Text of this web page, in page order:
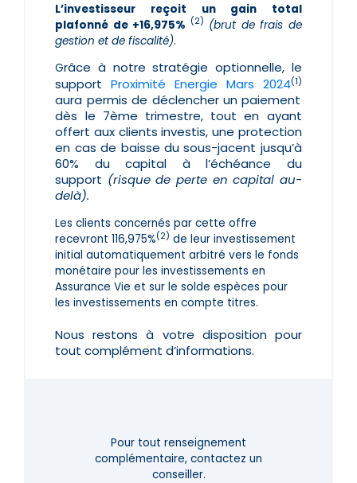
L’investisseur reçoit un gain total
plafonné de +16,975% (2) (brut de frais de
gestion et de fiscalité).
Grâce à notre stratégie optionnelle, le
supportProximité Energie Mars 2024(1)
aura permis de déclencher un paiement
dès le 7ème trimestre, tout en ayant
offert aux clients investis, une protection
en cas de baisse du sous-jacent jusqu’à
60% du capital à l’échéance du
support (risque de perte en capital au-
delà).
Les clients concernés par cette offre
recevront 116,975%(2) de leur investissement
initial automatiquement arbitré vers le fonds
monétaire pour les investissements en
Assurance Vie et sur le solde espèces pour
les investissements en compte titres.
Nous restons à votre disposition pour
tout complément d’informations.
Pour tout renseignement
complémentaire, contactez un
conseiller.